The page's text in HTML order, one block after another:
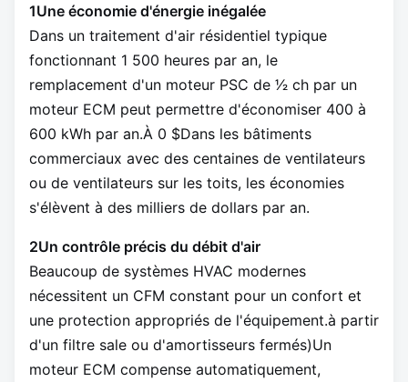
1Une économie d'énergie inégalée
Dans un traitement d'air résidentiel typique
fonctionnant 1 500 heures par an, le
remplacement d'un moteur PSC de 1⁄2 ch par un
moteur ECM peut permettre d'économiser 400 à
600 kWh par an.À 0 $Dans les bâtiments
commerciaux avec des centaines de ventilateurs
ou de ventilateurs sur les toits, les économies
s'élèvent à des milliers de dollars par an.
2Un contrôle précis du débit d'air
Beaucoup de systèmes HVAC modernes
nécessitent un CFM constant pour un confort et
une protection appropriés de l'équipement.à partir
d'un filtre sale ou d'amortisseurs fermés)Un
moteur ECM compense automatiquement,